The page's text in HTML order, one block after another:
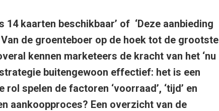
14 kaarten beschikbaar’ of ‘Deze aanbieding
de groenteboer op de hoek tot de grootste
kennen marketeers de kracht van het ‘nu
buitengewoon effectief: het is een
spelen de factoren ‘voorraad’, ‘tijd’ en
aankoopproces? Een overzicht van de